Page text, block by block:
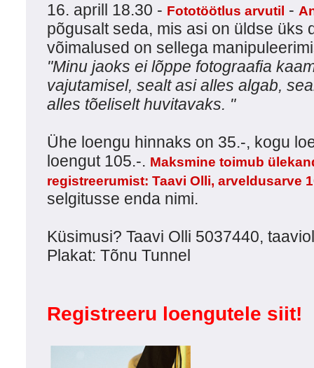
16. aprill 18.30 - Fototöötlus arvutil -
põgusalt seda, mis asi on üldse üks
võimalused on sellega
"Minu jaoks ei lõppe fotograafia
vajutamisel, sealt asi alles algab,
alles tõeliselt huvitavaks. "
Ühe loengu hinnaks on 35.-, kogu
loengut 105.-. Maksmine toimub
registreerumist: Taavi Olli, arveldusarve
selgitusse enda nimi.
Küsimusi? Taavi Olli 5037440,
Plakat: Tõnu Tunnel
Registreeru loengutele siit!